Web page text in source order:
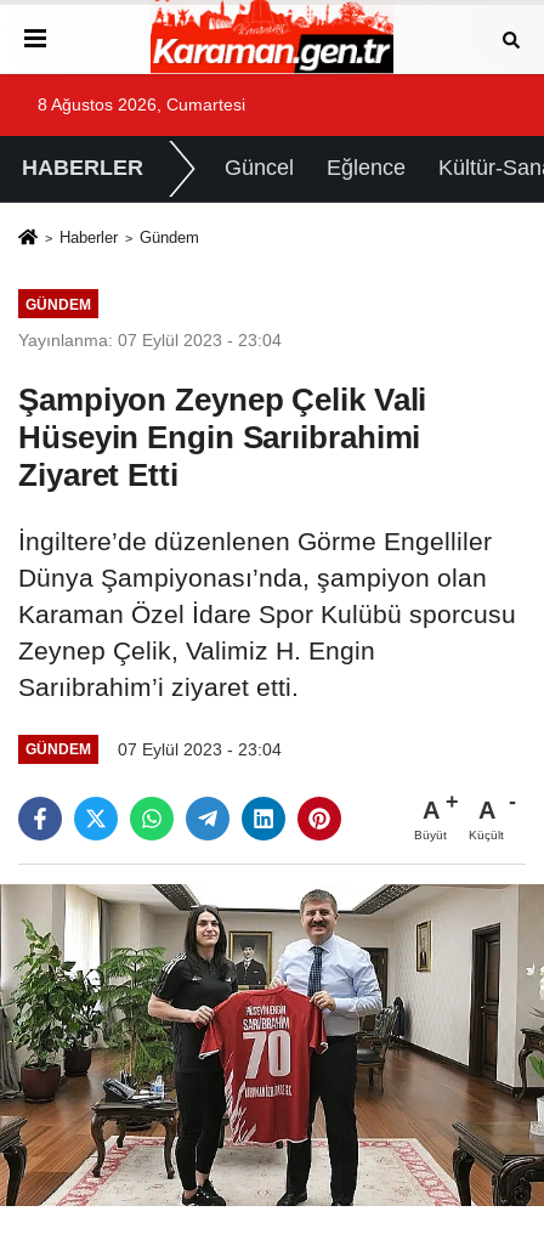
8 Ağustos 2026, Cumartesi
HABERLER Güncel Eğlence Kültür-
Haberler Gündem
GÜNDEM
Yayınlanma: 07 Eylül 2023 - 23:04
Şampiyon Zeynep Çelik Vali
Hüseyin Engin Sarıibrahimi
Ziyaret Etti
İngiltere’de düzenlenen Görme Engelliler
Dünya Şampiyonası’nda, şampiyon olan
Karaman Özel İdare Spor Kulübü sporcusu
Zeynep Çelik, Valimiz H. Engin
Sarıibrahim’i ziyaret etti.
GÜNDEM 07 Eylül 2023 - 23:04
A
Büyüt
A
Küçült